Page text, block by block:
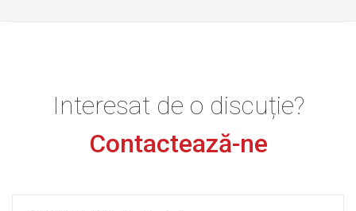
Interesat de o discuție?
Contactează-ne